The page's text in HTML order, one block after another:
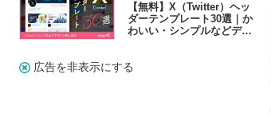
【無料】X（Twitter）ヘッ
ダーテンプレート30選｜か
わいい・シンプルなどデザ
広告を非表示にする